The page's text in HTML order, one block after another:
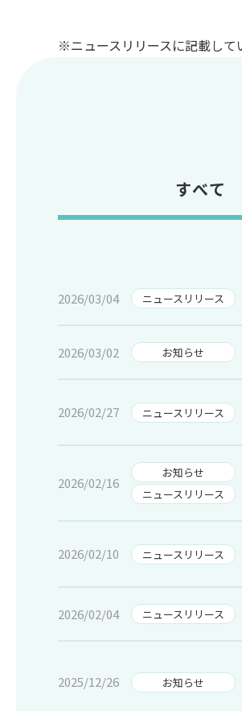
※ニュースリリースに記載して
すべて
2026/03/04 ニュースリリース
2026/03/02 お知らせ
2026/02/27 ニュースリリース
2026/02/16
お知らせ
ニュースリリース
2026/02/10 ニュースリリース
2026/02/04 ニュースリリース
2025/12/26 お知らせ